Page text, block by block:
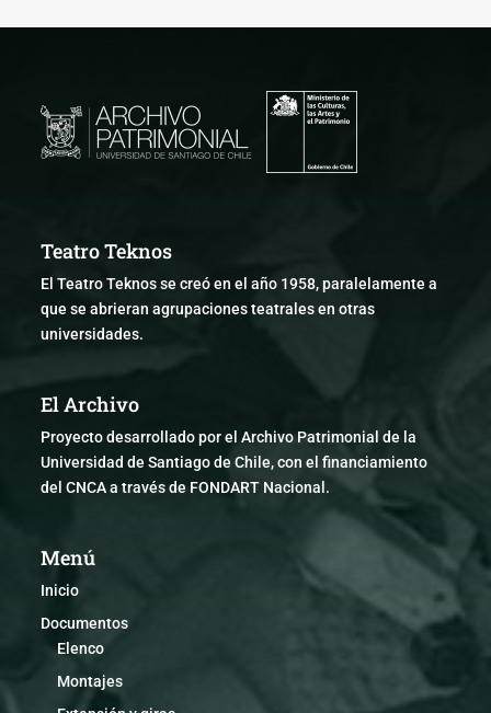
Teatro Teknos
El Teatro Teknos se creó en el año 1958, paralelamente a
que se abrieran agrupaciones teatrales en otras
universidades.
El Archivo
Proyecto desarrollado por el Archivo Patrimonial de la
Universidad de Santiago de Chile, con el financiamiento
del CNCA a través de FONDART Nacional.
Menú
Inicio
Documentos
Elenco
Montajes